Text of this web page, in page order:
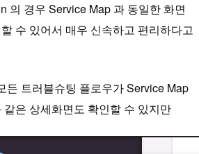
의 경우 Service Map 과 동일한 화면
수 있어서 매우 신속하고 편리하다고
든 트러블슈팅 플로우가 Service Map
은 상세화면도 확인할 수 있지만